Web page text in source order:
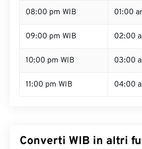
08:00 pm WIB 01:00
09:00 pm WIB 02:00
10:00 pm WIB 03:00
11:00 pm WIB 04:00
Converti WIB in altri